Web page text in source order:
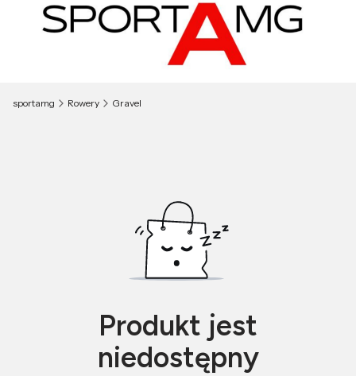
sportamg Rowery Gravel
Produkt jest
niedostępny